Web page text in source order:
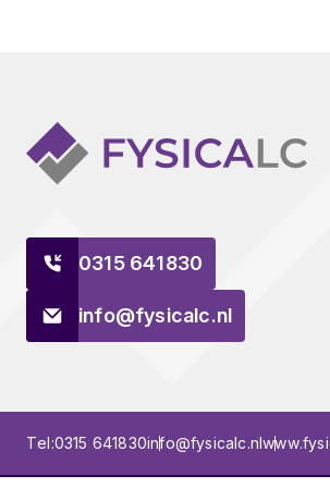
0315 641830
info@fysicalc.nl
Tel:0315 641830info@fysicalc.nl